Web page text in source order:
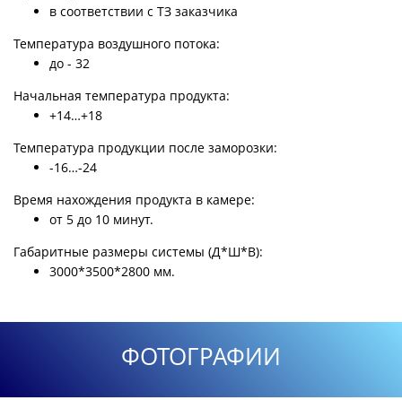
в соответствии с ТЗ заказчика
Температура воздушного потока:
до - 32
Начальная температура продукта:
+14…+18
Температура продукции после заморозки:
-16…-24
Время нахождения продукта в камере:
от 5 до 10 минут.
Габаритные размеры системы (Д*Ш*В):
3000*3500*2800 мм.
ФОТОГРАФИИ